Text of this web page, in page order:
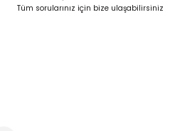
GönderTüm sorularınız için bize ulaşabilirsiniz